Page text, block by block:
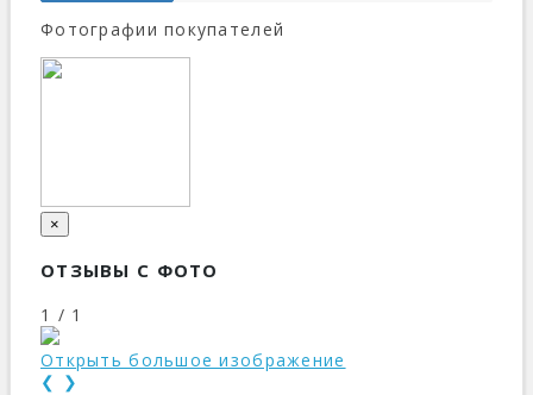
Фотографии покупателей
×
ОТЗЫВЫ С ФОТО
1 / 1
Открыть большое изображение
❮ ❯